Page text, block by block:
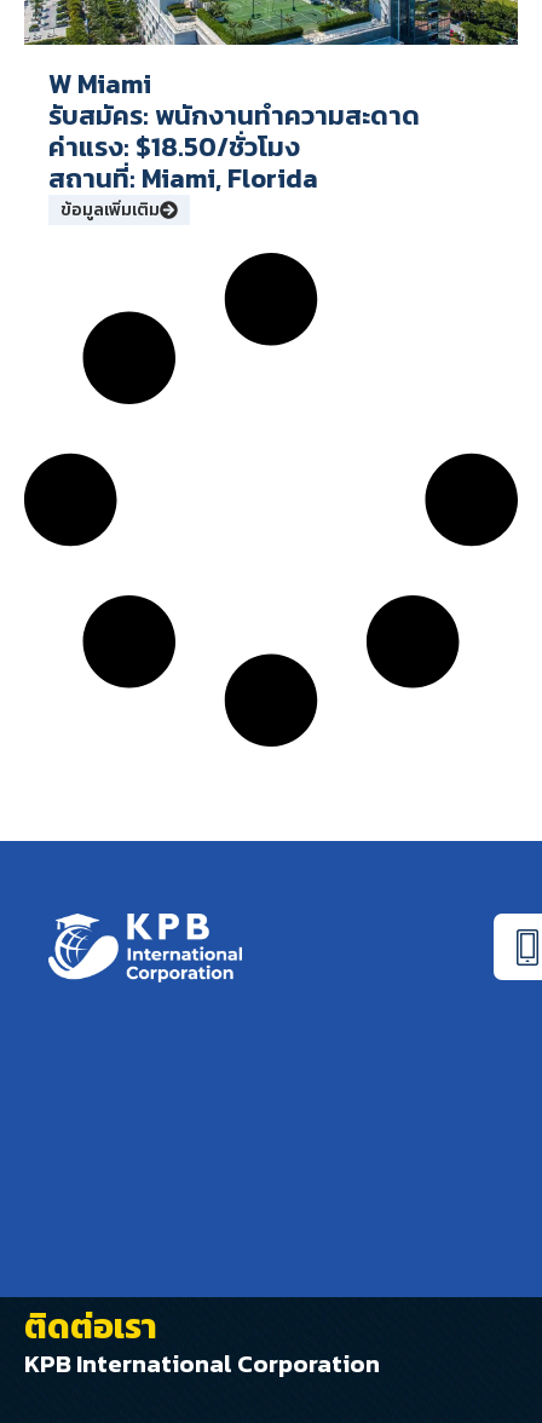
W Miami
รับสมัคร: พนักงานทำความสะดาด
ค่าแรง: $18.50/ชั่วโมง
สถานที่: Miami, Florida
ข้อมูลเพิ่มเติม
ติดต่อเรา
KPB International Corporation